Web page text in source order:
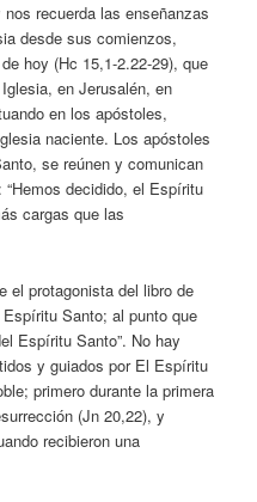
recuerda las enseñanzas
desde sus comienzos,
hoy (Hc 15,1-2.22-29), que
en Jerusalén, en
en los apóstoles,
naciente. Los apóstoles
se reúnen y comunican
decidido, el Espíritu
cargas que las
el protagonista del libro de
Santo; al punto que
Espíritu Santo”. No hay
y guiados por El Espíritu
primero durante la primera
(Jn 20,22), y
recibieron una